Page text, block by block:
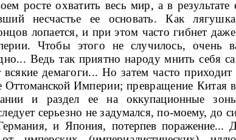
росте охватить весь мир, а в результате
несчастье ее основать. Как
лопается, и при этом часто гибнет
Чтобы этого не случилось, очень
Ведь так приятно народу мнить себя
всякие демагоги... Но затем часто приходит
Оттоманской Империи; превращение Китая
и раздел ее на оккупационные
серьезно не задумался, по-моему, до
и Япо­ния, потерпев поражение...